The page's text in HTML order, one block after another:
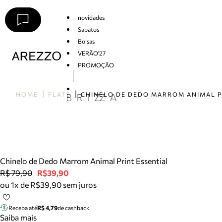
novidades
Sapatos
Bolsas
VERÃO'27
PROMOÇÃO
HOME FLATS
Chinelo de Dedo Marrom Animal Print Essential
R$ 79,90 R$39,90
ou 1x de R$39,90 sem juros
Receba atéR$ 4,79de cashback
Saiba mais